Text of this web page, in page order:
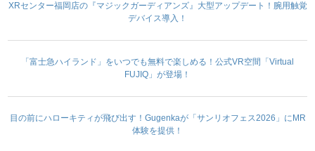
XRセンター福岡店の『マジックガーディアンズ』大型アップデート！腕用触覚
デバイス導入！
「富士急ハイランド」をいつでも無料で楽しめる！公式VR空間「Virtual
FUJIQ」が登場！
目の前にハローキティが飛び出す！Gugenkaが「サンリオフェス2026」にMR
体験を提供！